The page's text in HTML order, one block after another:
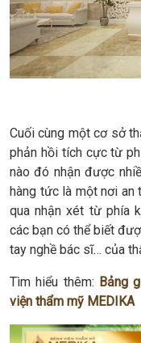
Cuối cùng một cơ sở
phản hồi tích cực từ
nào đó nhận được
hàng tức là một nơi an
qua nhận xét từ phía
các bạn có thể biết
tay nghề bác sĩ… của
Tìm hiểu thêm: Bảng
viện thẩm mỹ MEDIKA